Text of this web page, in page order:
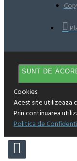
SUNT DE
Cookies
Acest site utilizeaza
Prin continuarea
Politica de